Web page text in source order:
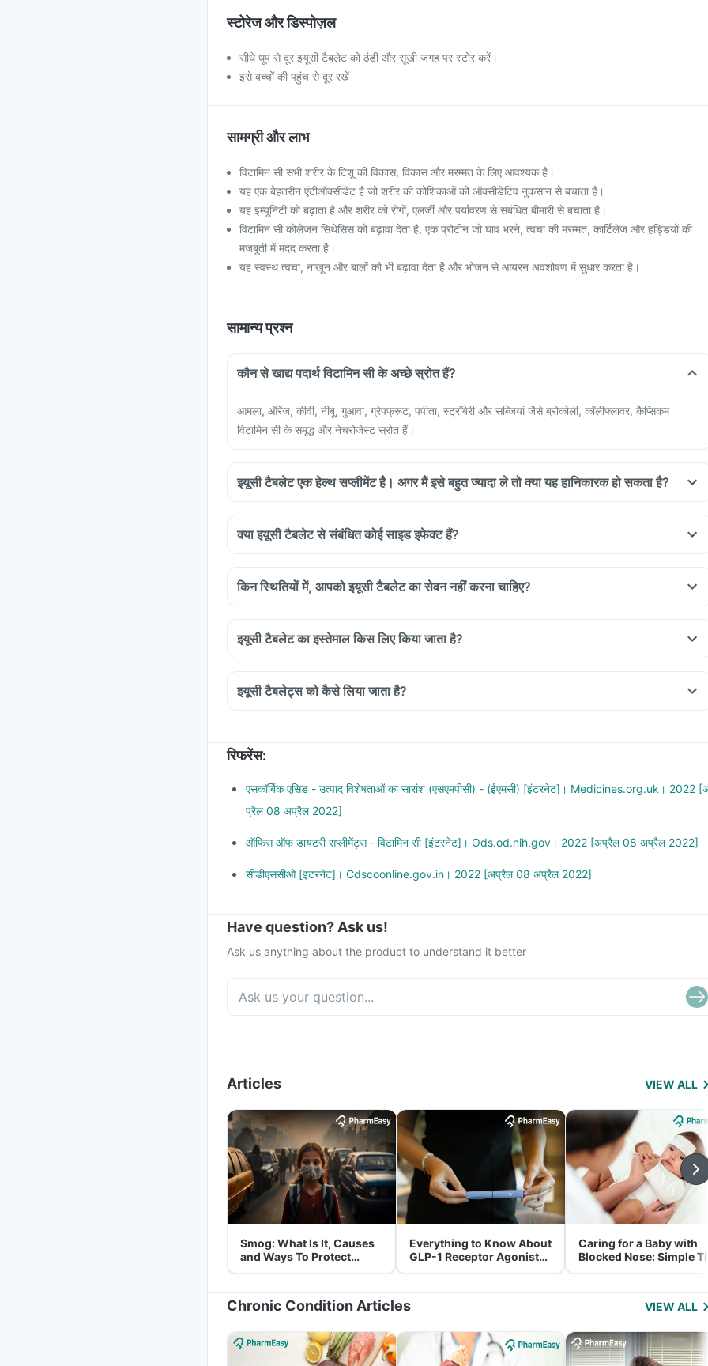
स्टोरेज और डिस्पोज़ल
सीधे धूप से दूर इयूसी टैबलेट को ठंडी और सूखी जगह पर स्टोर करें।
इसे बच्चों की पहुंच से दूर रखें
सामग्री और लाभ
विटामिन सी सभी शरीर के टिशू की विकास, विकास और मरम्मत के लिए आवश्यक है।
यह एक बेहतरीन एंटीऑक्सीडेंट है जो शरीर की कोशिकाओं को ऑक्सीडेटिव नुकसान से बचाता है।
यह इम्यूनिटी को बढ़ाता है और शरीर को रोगों, एलर्जी और पर्यावरण से संबंधित बीमारी से बचाता है।
विटामिन सी कोलेजन सिंथेसिस को बढ़ावा देता है, एक प्रोटीन जो घाव भरने, त्वचा की मरम्मत, कार्टिलेज और हड्डियों की
मजबूती में मदद करता है।
यह स्वस्थ त्वचा, नाखून और बालों को भी बढ़ावा देता है और भोजन से आयरन अवशोषण में सुधार करता है।
सामान्य प्रश्न
कौन से खाद्य पदार्थ विटामिन सी के अच्छे स्रोत हैं?
आमला, ऑरेंज, कीवी, नींबू, गुआवा, ग्रेपफ्रूट, पपीता, स्ट्रॉबेरी और सब्जियां जैसे ब्रोकोली, कॉलीफ्लावर, कैप्सिकम
विटामिन सी के समृद्ध और नेचरोजेस्ट स्रोत हैं।
इयूसी टैबलेट एक हेल्थ सप्लीमेंट है। अगर मैं इसे बहुत ज्यादा ले तो क्या यह हानिकारक हो सकता है?
क्या इयूसी टैबलेट से संबंधित कोई साइड इफेक्ट हैं?
किन स्थितियों में, आपको इयूसी टैबलेट का सेवन नहीं करना चाहिए?
इयूसी टैबलेट का इस्तेमाल किस लिए किया जाता है?
Eucee tablet is used for the treatment of Vitamin C deficiency.
gums and blood spots on skin due to lack of Vitamin C in the body.
इयूसी टैबलेट्स को कैसे लिया जाता है?
Eucee tablets can be taken with or without food.
as per the instruction leaflet.
It is better to take this medicine at a fixed time every day for optimal results.
रिफरेंस:
एसकॉर्बिक एसिड - उत्पाद विशेषताओं का सारांश (एसएमपीसी) - (ईएमसी) [इंटरनेट]। Medicines.org.uk। 2022
प्रैल 08 अप्रैल 2022]
ऑफिस ऑफ डायटरी सप्लीमेंट्स - विटामिन सी [इंटरनेट]। Ods.od.nih.gov। 2022 [अप्रैल 08 अप्रैल 2022]
सीडीएससीओ [इंटरनेट]। Cdscoonline.gov.in। 2022 [अप्रैल 08 अप्रैल 2022]
Have question? Ask us!
Ask us anything about the product to understand it better
Articles VIEW ALL
Smog: What Is It, Causes
and Ways To Protect
Yourself From It
Everything to Know About
GLP-1 Receptor Agonist
and Its Role in Weight
Caring for a Baby with
Blocked Nose: Simple
for Parents
Chronic Condition Articles VIEW ALL